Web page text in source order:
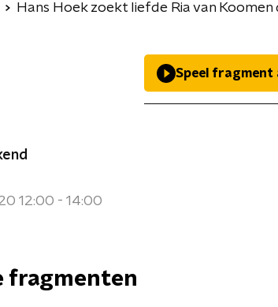
Hans Hoek zoekt liefde Ria van Koomen
12:00 - 14:00
Speel fragment
fragmenten